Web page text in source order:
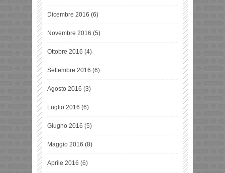
Dicembre 2016 (6)
Novembre 2016 (5)
Ottobre 2016 (4)
Settembre 2016 (6)
Agosto 2016 (3)
Luglio 2016 (6)
Giugno 2016 (5)
Maggio 2016 (8)
Aprile 2016 (6)